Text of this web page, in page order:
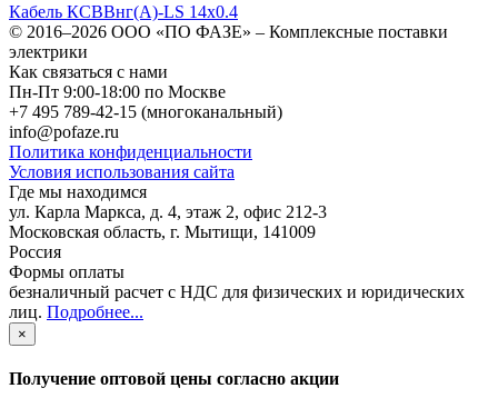
Кабель КСВВнг(A)-LS 14x0.4
© 2016–2026 ООО «ПО ФАЗЕ» – Комплексные поставки
электрики
Как связаться с нами
Пн-Пт 9:00-18:00 по Москве
+7 495 789-42-15 (многоканальный)
info@pofaze.ru
Политика конфиденциальности
Условия использования сайта
Где мы находимся
ул. Карла Маркса, д. 4, этаж 2, офис 212-3
Московская область, г. Мытищи, 141009
Россия
Формы оплаты
безналичный расчет с НДС для физических и юридических
лиц. Подробнее...
×
Получение оптовой цены согласно акции